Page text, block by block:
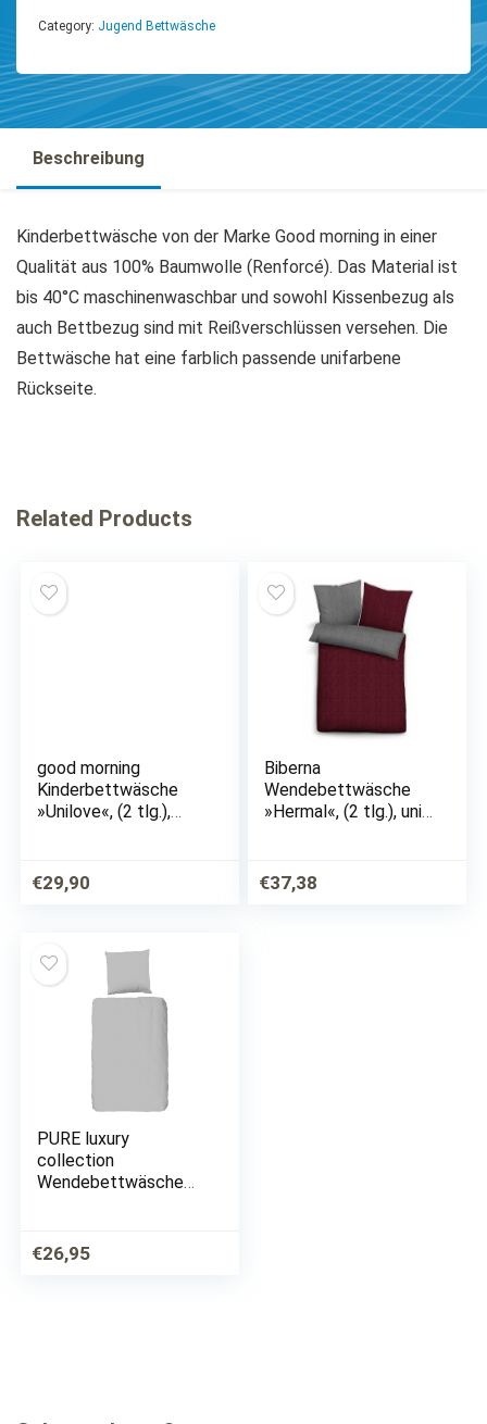
Category: Jugend Bettwäsche
Beschreibung
Kinderbettwäsche von der Marke Good morning in einer
Qualität aus 100% Baumwolle (Renforcé). Das Material ist
bis 40°C maschinenwaschbar und sowohl Kissenbezug als
auch Bettbezug sind mit Reißverschlüssen versehen. Die
Bettwäsche hat eine farblich passende unifarbene
Rückseite.
Related Products
good morning
Kinderbettwäsche
»Unilove«, (2 tlg.),
€29,90
Biberna
Wendebettwäsche
»Hermal«, (2 tlg.), uni-
€37,38
PURE luxury
collection
Wendebettwäsche
€26,95